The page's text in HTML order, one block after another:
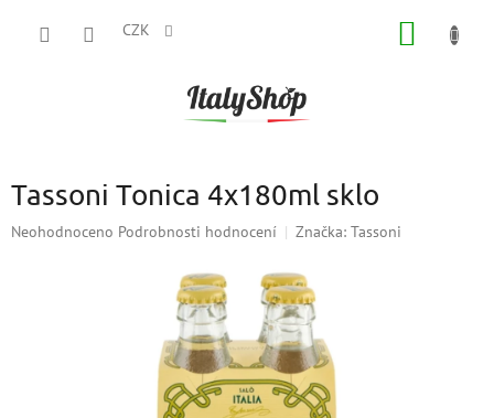
CZK
Tassoni Tonica 4x180ml sklo
Průměrné
Neohodnoceno Podrobnosti hodnocení Značka: Tassoni